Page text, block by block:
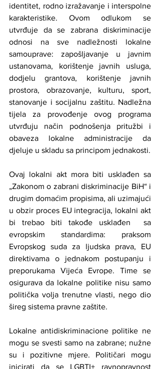
identitet, rodno izražavanje i interspolne
karakteristike. Ovom odlukom se
utvrđuje da se zabrana diskriminacije
odnosi na sve nadležnosti lokalne
samouprave: zapošljavanje u javnim
ustanovama, korištenje javnih usluga,
dodjelu grantova, korištenje javnih
prostora, obrazovanje, kulturu, sport,
stanovanje i socijalnu zaštitu. Nadležna
tijela za provođenje ovog programa
utvrđuju način podnošenja pritužbi i
obaveza lokalne administracije da
djeluje u skladu sa principom jednakosti.
Ovaj lokalni akt mora biti usklađen sa
„Zakonom o zabrani diskriminacije BiH“ i
drugim domaćim propisima, ali uzimajući
u obzir proces EU integracija, lokalni akt
bi trebao biti takođe usklađen  sa
evropskim standardima: praksom
Evropskog suda za ljudska prava, EU
direktivama o jednakom postupanju i
preporukama Vijeća Evrope. Time se
osigurava da lokalne politike nisu samo
politička volja trenutne vlasti, nego dio
šireg sistema pravne zaštite.
Lokalne antidiskriminacione politike ne
mogu se svesti samo na zabrane; nužne
su i pozitivne mjere. Političari mogu
inicirati da se LGBTI+ ravnopravnost